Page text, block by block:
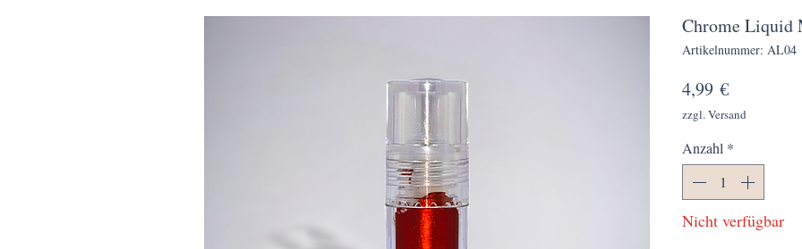
Chrome Liquid
Artikelnummer: AL04
4,99 €Preis
zzgl. Versand
Anzahl *
Nicht verfügbar